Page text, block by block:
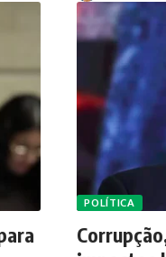
POLÍTICA